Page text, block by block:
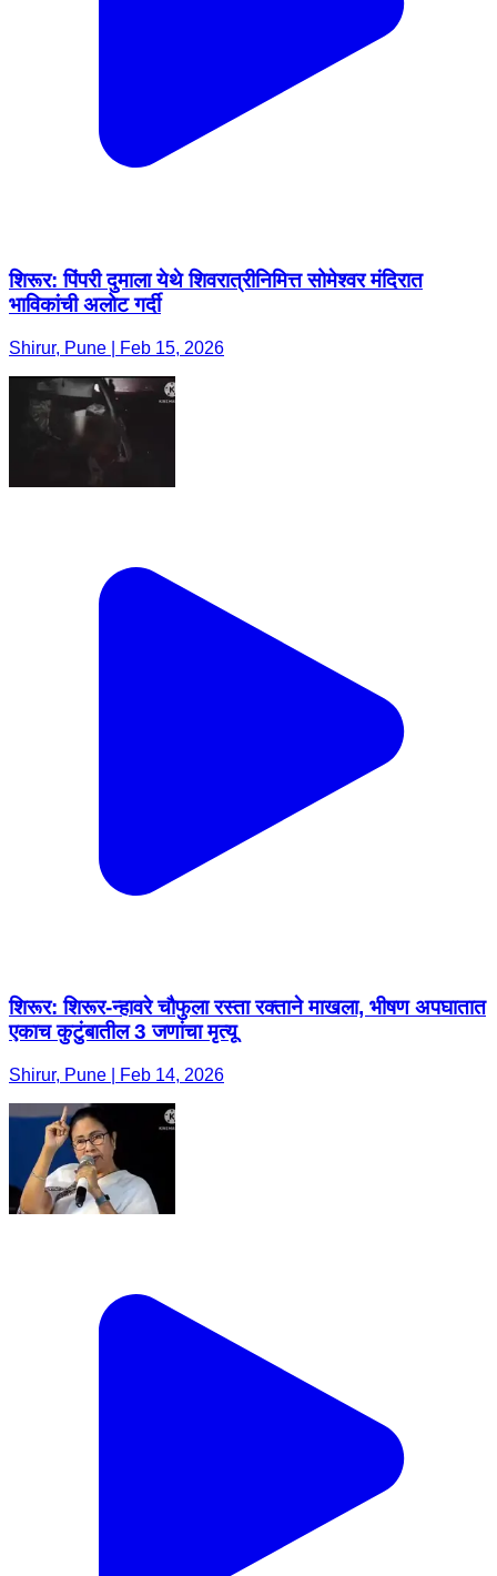
शिरूर: पिंपरी दुमाला येथे शिवरात्रीनिमित्त सोमेश्वर मंदिरात
भाविकांची अलोट गर्दी
Shirur, Pune | Feb 15, 2026
शिरूर: शिरूर-न्हावरे चौफुला रस्ता रक्ताने माखला, भीषण अपघातात
एकाच कुटुंबातील 3 जणांचा मृत्यू
Shirur, Pune | Feb 14, 2026